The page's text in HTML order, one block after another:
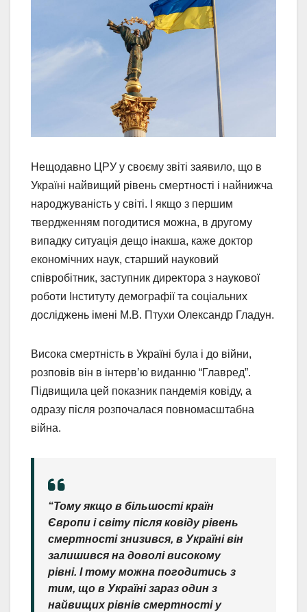
Нещодавно ЦРУ у своєму звіті заявило, що в
Україні найвищий рівень смертності і найнижча
народжуваність у світі. І якщо з першим
твердженням погодитися можна, в другому
випадку ситуація дещо інакша, каже доктор
економічних наук, старший науковий
співробітник, заступник директора з наукової
роботи Інституту демографії та соціальних
досліджень імені М.В. Птухи Олександр Гладун.
Висока смертність в Україні була і до війни,
розповів він в інтервʼю виданню “Главред”.
Підвищила цей показник пандемія ковіду, а
одразу після розпочалася повномасштабна
війна.
“Тому якщо в більшості країн
Європи і світу після ковіду рівень
смертності знизився, в Україні він
залишився на доволі високому
рівні. І тому можна погодитись з
тим, що в Україні зараз один з
найвищих рівнів смертності у